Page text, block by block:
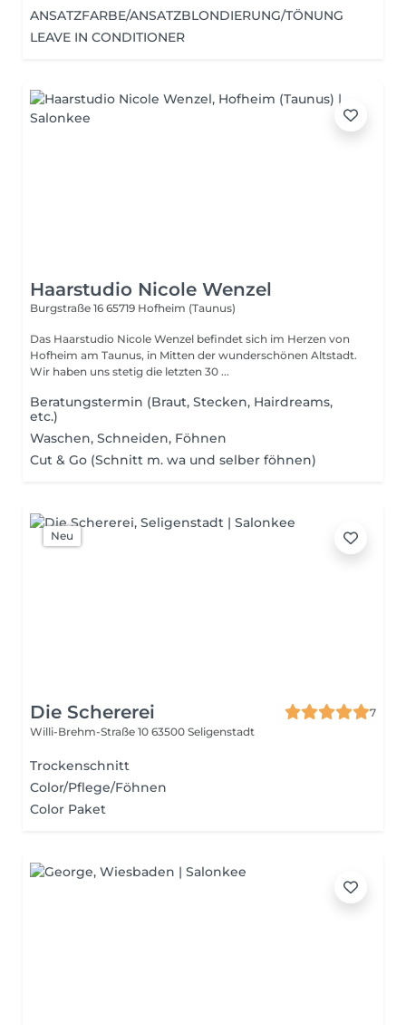
ANSATZFARBE/ANSATZBLONDIERUNG/TÖNUNG
LEAVE IN CONDITIONER
Haarstudio Nicole Wenzel
Burgstraße 16 65719 Hofheim (Taunus)
Das Haarstudio Nicole Wenzel befindet sich im Herzen von
Hofheim am Taunus, in Mitten der wunderschönen Altstadt.
Wir haben uns stetig die letzten 30 ...
Beratungstermin (Braut, Stecken, Hairdreams,
etc.)
Waschen, Schneiden, Föhnen
Cut & Go (Schnitt m. wa und selber föhnen)
Neu
Die Schererei
7
Willi-Brehm-Straße 10 63500 Seligenstadt
Trockenschnitt
Color/Pflege/Föhnen
Color Paket